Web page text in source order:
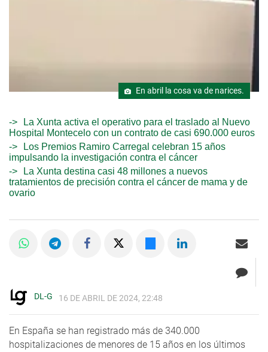
En abril la cosa va de narices.
La Xunta activa el operativo para el traslado al Nuevo
Hospital Montecelo con un contrato de casi 690.000 euros
Los Premios Ramiro Carregal celebran 15 años
impulsando la investigación contra el cáncer
La Xunta destina casi 48 millones a nuevos
tratamientos de precisión contra el cáncer de mama y de
ovario
DL-G 16 DE ABRIL DE 2024, 22:48
En España se han registrado más de 340.000
hospitalizaciones de menores de 15 años en los últimos